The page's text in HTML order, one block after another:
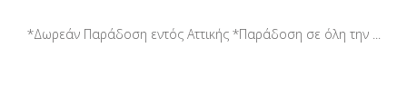
*Δωρεάν Παράδοση εντός Αττικής *Παράδοση σε όλη την ...